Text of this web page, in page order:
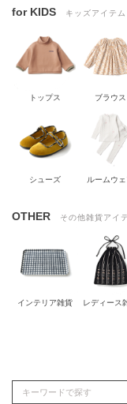
for KIDS キッズアイテム
トップス ブラウス
シューズ ルームウェ
OTHER その他雑貨アイ
インテリア雑貨 レディース